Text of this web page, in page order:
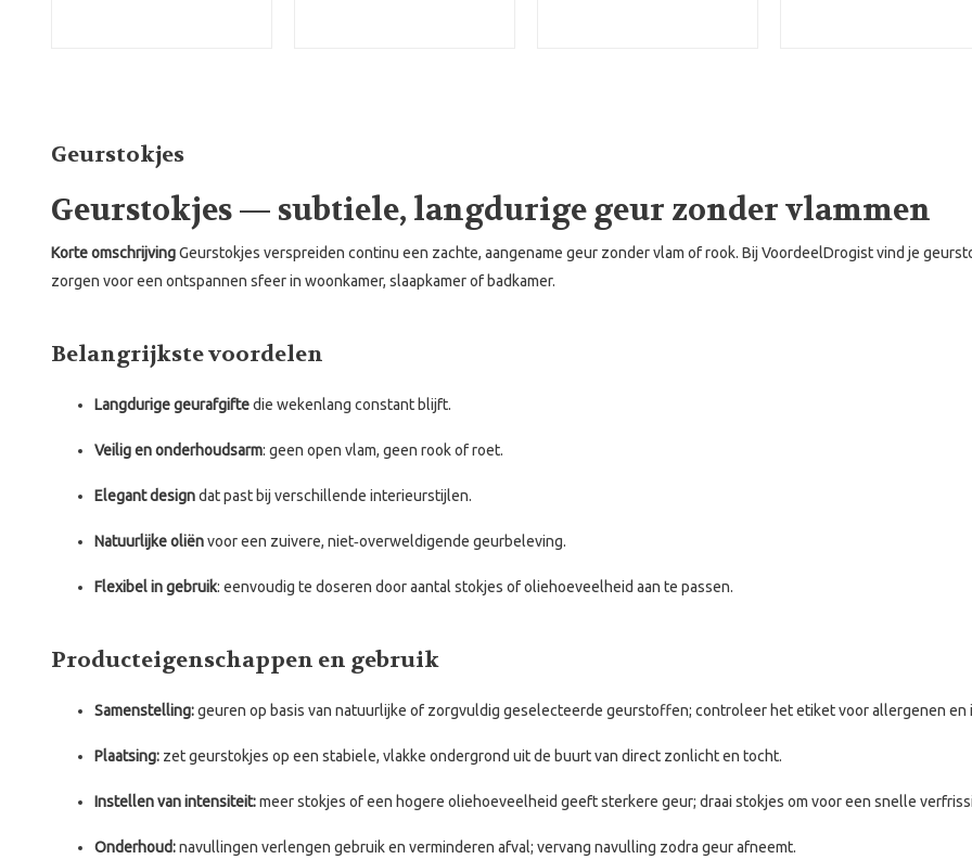
Geurstokjes
Geurstokjes — subtiele, langdurige geur zonder vlammen
Korte omschrijvingGeurstokjes verspreiden continu een zachte, aangename geur zonder vlam of rook. Bij VoordeelDrogist vind je
zorgen voor een ontspannen sfeer in woonkamer, slaapkamer of badkamer.
Belangrijkste voordelen
Langdurige geurafgiftedie wekenlang constant blijft.
Veilig en onderhoudsarm: geen open vlam, geen rook of roet.
Elegant designdat past bij verschillende interieurstijlen.
Natuurlijke oliënvoor een zuivere, niet‑overweldigende geurbeleving.
Flexibel in gebruik: eenvoudig te doseren door aantal stokjes of oliehoeveelheid aan te passen.
Producteigenschappen en gebruik
Samenstelling:geuren op basis van natuurlijke of zorgvuldig geselecteerde geurstoffen; controleer het etiket voor allergenen en
Plaatsing: zet geurstokjes op een stabiele, vlakke ondergrond uit de buurt van direct zonlicht en tocht.
Instellen van intensiteit:meer stokjes of een hogere oliehoeveelheid geeft sterkere geur; draai stokjes om voor een snelle
Onderhoud:navullingen verlengen gebruik en verminderen afval; vervang navulling zodra geur afneemt.